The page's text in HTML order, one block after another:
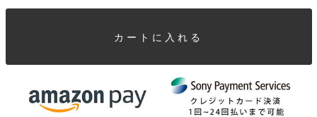
カートに入れる